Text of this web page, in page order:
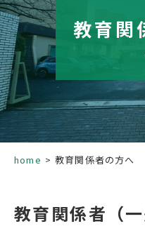
南高の教育
学校生活
部活動
教育関
home 教育関係者の方へ
教育関係者（